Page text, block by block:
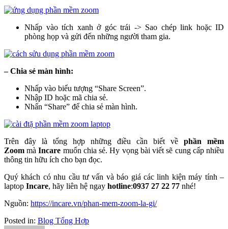
Nhấp vào tích xanh ở góc trái -> Sao chép link hoặc ID
phòng họp và gửi đến những người tham gia.
– Chia sẻ màn hình:
Nhấp vào biểu tượng “Share Screen”.
Nhập ID hoặc mã chia sẻ.
Nhấn “Share” để chia sẻ màn hình.
Trên đây là tổng hợp những điều cần biết về phần mềm
Zoom màIncare muốn chia sẻ. Hy vọng bài viết sẽ cung cấp nhiều
thông tin hữu ích cho bạn đọc.
Quý khách có nhu cầu tư vấn và báo giá các linh kiện máy tính –
laptop Incare, hãy liên hệ ngay hotline:0937 27 22 77 nhé!
Nguồn: https://incare.vn/phan-mem-zoom-la-gi/
Posted in: Blog Tổng Hợp